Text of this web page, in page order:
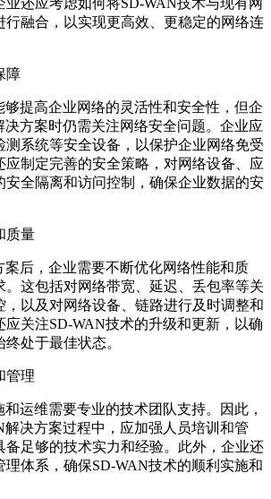
行融合，以实现更高效、更稳定的网络连
障
够提高企业网络的灵活性和安全性，但企
决方案时仍需关注网络安全问题。企业应
测系统等安全设备，以保护企业网络免受
应制定完善的安全策略，对网络设备、应
安全隔离和访问控制，确保企业数据的安
质量
案后，企业需要不断优化网络性能和质
。这包括对网络带宽、延迟、丢包率等关
，以及对网络设备、链路进行及时调整和
应关注SD-WAN技术的升级和更新，以确
处于最佳状态。
管理
运维需要专业的技术团队支持。因此，
解决方案过程中，应加强人员培训和管
备足够的技术实力和经验。此外，企业还
理体系，确保SD-WAN技术的顺利实施和